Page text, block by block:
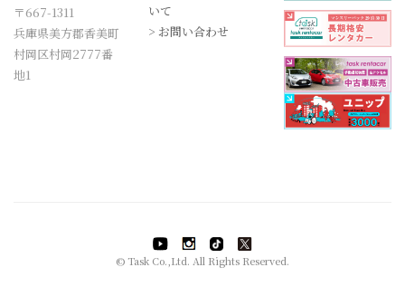
〒667-1311
兵庫県美方郡香美町
村岡区村岡2777番
地1
いて
> お問い合わせ
© Task Co.,Ltd. All Rights Reserved.